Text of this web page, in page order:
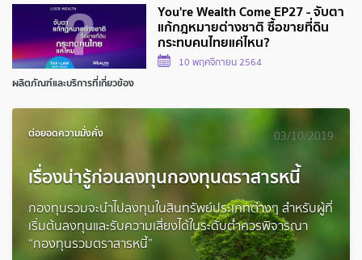
You're Wealth Come EP27 - จับตา
แก้กฎหมายต่างชาติ ซื้อขายที่ดิน
กระทบคนไทยแค่ไหน?
10 พฤศจิกายน 2564
ผลิตภัณฑ์และบริการที่เกี่ยวข้อง
03/10/2019
ต่อยอดความมั่งคั่ง
เรื่องน่ารู้ก่อนลงทุนกองทุนตราสารหนี้
กองทุนรวมจะนำไปลงทุนในสินทรัพย์ประเภทต่างๆ สำหรับผู้ที่
เริ่มต้นลงทุนและรับความเสี่ยงได้ในระดับต่ำควรพิจารณา
“กองทุนรวมตราสารหนี้”